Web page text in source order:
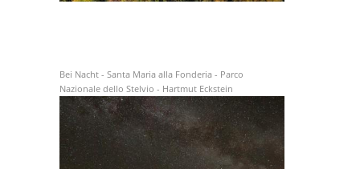
Bei Nacht - Santa Maria alla Fonderia - Parco
Nazionale dello Stelvio - Hartmut Eckstein